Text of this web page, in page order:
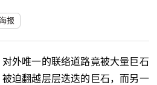
报
外唯一的联络道路竟被大量巨石
迫翻越层层迭迭的巨石，而另一